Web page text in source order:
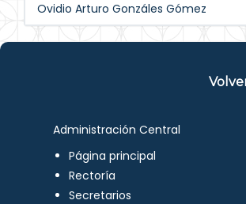
Ovidio Arturo Gonzáles Gómez
Administración Central
Página principal
Rectoría
Secretarios